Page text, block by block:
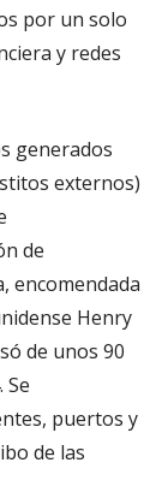
por un solo
y redes
generados
externos)
de
encomendada
Henry
de unos 90
Se
puertos y
de las